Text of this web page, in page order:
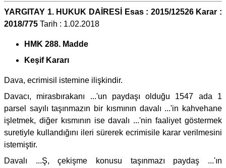
YARGITAY 1. HUKUK DAİRESİ Esas : 2015/12526 Karar :
2018/775 Tarih : 1.02.2018
HMK 288. Madde
Keşif Kararı
Dava, ecrimisil istemine ilişkindir.
Davacı, mirasbırakanı ...'un paydaşı olduğu 1547 ada 1
parsel sayılı taşınmazın bir kısmının davalı ...'in kahvehane
işletmek, diğer kısmının ise davalı ...'nin faaliyet göstermek
suretiyle kullandığını ileri sürerek ecrimisile karar verilmesini
istemiştir.
Davalı ...Ş, çekişme konusu taşınmazı paydaş ...'ın